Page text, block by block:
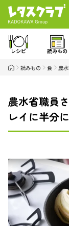
レシピ 読みもの
読みもの 食 農
農水省職員
レイに半分